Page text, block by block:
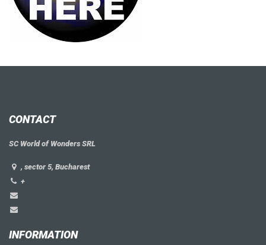
CONTACT
SC World of Wonders SRL
, sector 5, Bucharest
+
INFORMATION